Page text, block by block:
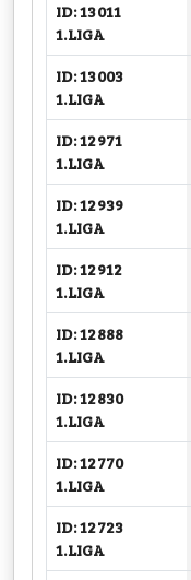
ID: 13011
1.LIGA
ID: 13003
1.LIGA
ID: 12971
1.LIGA
ID: 12939
1.LIGA
ID: 12912
1.LIGA
ID: 12888
1.LIGA
ID: 12830
1.LIGA
ID: 12770
1.LIGA
ID: 12723
1.LIGA